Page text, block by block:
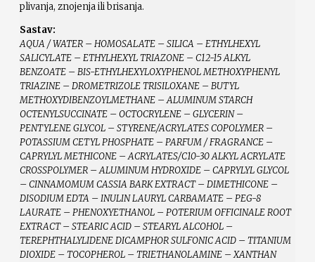
plivanja, znojenja ili brisanja.
Sastav:
AQUA / WATER – HOMOSALATE – SILICA – ETHYLHEXYL
SALICYLATE – ETHYLHEXYL TRIAZONE – C12-15 ALKYL
BENZOATE – BIS-ETHYLHEXYLOXYPHENOL METHOXYPHENYL
TRIAZINE – DROMETRIZOLE TRISILOXANE – BUTYL
METHOXYDIBENZOYLMETHANE – ALUMINUM STARCH
OCTENYLSUCCINATE – OCTOCRYLENE – GLYCERIN –
PENTYLENE GLYCOL – STYRENE/ACRYLATES COPOLYMER –
POTASSIUM CETYL PHOSPHATE – PARFUM / FRAGRANCE –
CAPRYLYL METHICONE – ACRYLATES/C10-30 ALKYL ACRYLATE
CROSSPOLYMER – ALUMINUM HYDROXIDE – CAPRYLYL GLYCOL
– CINNAMOMUM CASSIA BARK EXTRACT – DIMETHICONE –
DISODIUM EDTA – INULIN LAURYL CARBAMATE – PEG-8
LAURATE – PHENOXYETHANOL – POTERIUM OFFICINALE ROOT
EXTRACT – STEARIC ACID – STEARYL ALCOHOL –
TEREPHTHALYLIDENE DICAMPHOR SULFONIC ACID – TITANIUM
DIOXIDE – TOCOPHEROL – TRIETHANOLAMINE – XANTHAN